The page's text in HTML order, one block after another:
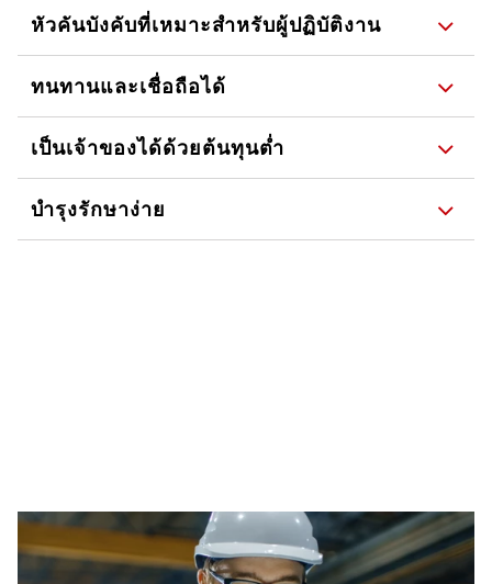
หัวคันบังคับที่เหมาะสำหรับผู้ปฏิบัติงาน
ทนทานและเชื่อถือได้
เป็นเจ้าของได้ด้วยต้นทุนต่ำ
บำรุงรักษาง่าย